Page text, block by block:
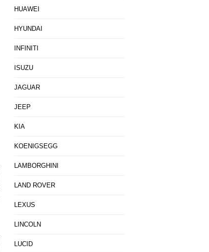
HUAWEI
HYUNDAI
INFINITI
ISUZU
JAGUAR
JEEP
KIA
KOENIGSEGG
LAMBORGHINI
LAND ROVER
LEXUS
LINCOLN
LUCID